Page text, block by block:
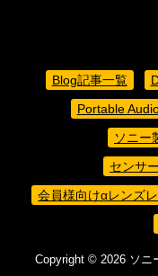
Blog記事一覧
Portable
ソニー
センサ
会員様向けαレンズ
Copyright © 2026 ソニ